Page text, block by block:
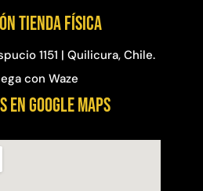
Tienda física
1151 | Quilicura, Chile.
con Waze
EN GOOGLE MAPS